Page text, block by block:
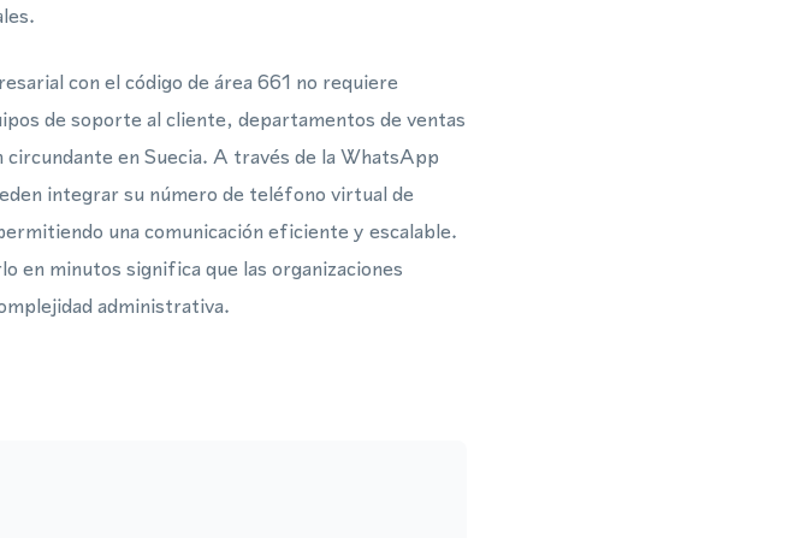
con el código de área 661 no requiere
de soporte al cliente, departamentos de ventas
en Suecia. A través de la WhatsApp
integrar su número de teléfono virtual de
una comunicación eficiente y escalable.
en minutos significa que las organizaciones
administrativa.